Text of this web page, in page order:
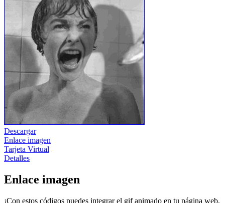
Descargar
Enlace imagen
Tarjeta Virtual
Detalles
Enlace imagen
¡Con estos códigos puedes integrar el gif animado en tu página web,